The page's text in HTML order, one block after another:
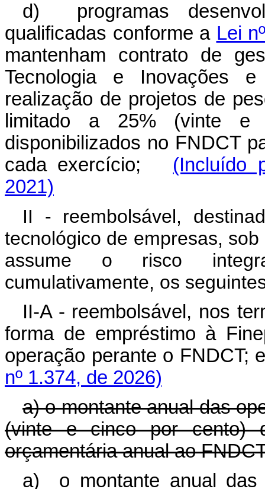
d) programas
qualificadas conforme a Lei
mantenham contrato de
Tecnologia e Inovações
realização de projetos de
limitado a 25% (vinte e
disponibilizados no FNDCT
cada exercício;
(Incluído
2021)
II - reembolsável,
tecnológico de empresas,
assume o risco
cumulativamente, os
II-A - reembolsável, nos
forma de empréstimo à
operação perante o FNDCT;
nº 1.374, de 2026)
a) o montante anual das
(vinte e cinco por cento)
orçamentária anual ao
a) o montante anual das